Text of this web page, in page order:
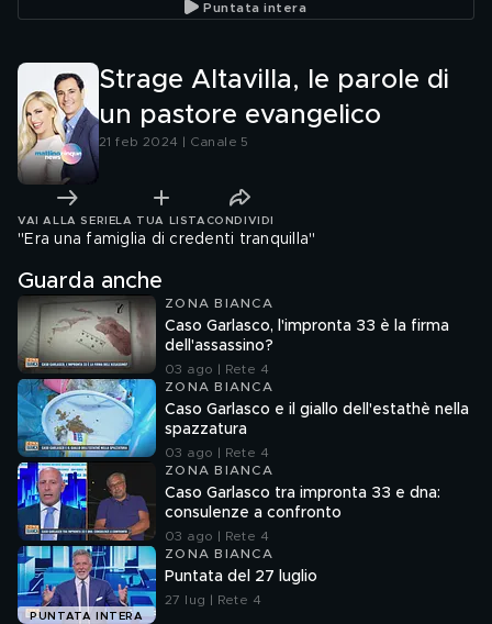
Puntata intera
Strage Altavilla, le parole di
un pastore evangelico
21 feb 2024 | Canale 5
VAI ALLA SERIE LA TUA LISTA CONDIVIDI
"Era una famiglia di credenti tranquilla"
Guarda anche
ZONA BIANCA
Caso Garlasco, l'impronta 33 è la firma
dell'assassino?
03 ago | Rete 4
ZONA BIANCA
Caso Garlasco e il giallo dell'estathè nella
spazzatura
03 ago | Rete 4
ZONA BIANCA
Caso Garlasco tra impronta 33 e dna:
consulenze a confronto
03 ago | Rete 4
PUNTATA INTERA
ZONA BIANCA
Puntata del 27 luglio
27 lug | Rete 4